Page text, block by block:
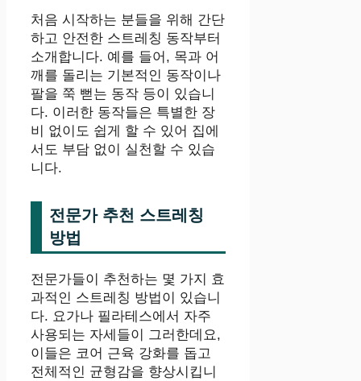
처음 시작하는 분들을 위해 간단
하고 안전한 스트레칭 동작부터
소개합니다. 예를 들어, 목과 어
깨를 돌리는 기본적인 동작이나
팔을 쭉 뻗는 동작 등이 있습니
다. 이러한 동작들은 특별한 장
비 없이도 쉽게 할 수 있어 집에
서도 부담 없이 실천할 수 있습
니다.
전문가 추천 스트레칭
방법
전문가들이 추천하는 몇 가지 효
과적인 스트레칭 방법이 있습니
다. 요가나 필라테스에서 자주
사용되는 자세들이 그러한데요,
이들은 코어 근육 강화를 돕고
전체적인 균형감을 향상시킵니